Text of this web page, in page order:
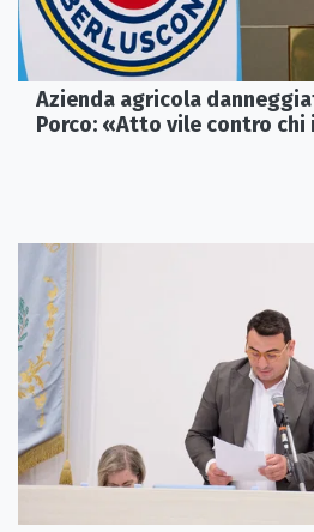
Azienda agricola
Porco: «Atto vile contro chi